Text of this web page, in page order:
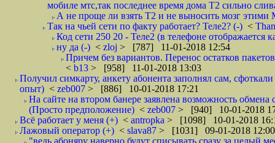
мобиле мтс,так последнее время дома Т2 сильно
А не проще ли взять Т2 и не выносить мозг
Так на чьей сети по факту работает? Теле2? (-) <
Код сети 250 20 - Теле2 (в телефоне отображается
ну да (-) < zloj > [787] 11-01-2018 12:54
Причем без вариантов. Перенос остатков
< b13 > [958] 11-01-2018 13:03
Получил симкарту, анкету абонента заполнял сам,
опыт) < zeb007 > [886] 10-01-2018 17:21
На сайте на втором банере заявлена возможность
(Просто предположение) < zeb007 > [940] 10-01-2018
Всё работает у меня (+) < antropka > [1098] 10-01-2018
Лажовый оператор (+) < slava87 > [1031] 09-01-2018 12:00
"ведь абоняру наверно будут списывать сразу за целый